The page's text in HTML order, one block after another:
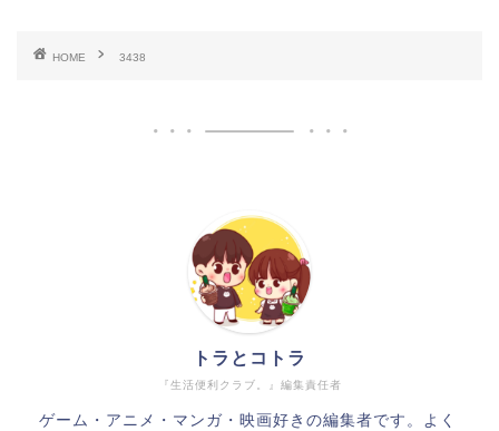
HOME 3438
『生活便利クラブ。』編集責任者
トラとコトラ
ゲーム・アニメ・マンガ・映画好きの編集者です。よく